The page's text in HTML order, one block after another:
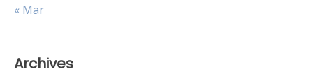
« Mar
Archives